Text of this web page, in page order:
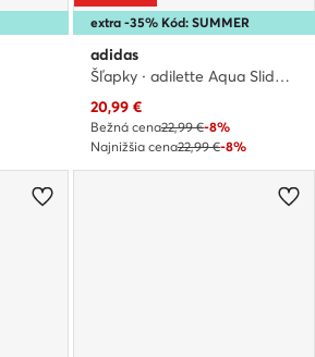
extra -35% Kód: SUMMER
adidas
Šľapky · adilette Aqua Slides IF7371 · Čierna
Aktuálna cena
20,99 €
Bežná cena22,99 €-8%
Najnižšia cena22,99 €-8%